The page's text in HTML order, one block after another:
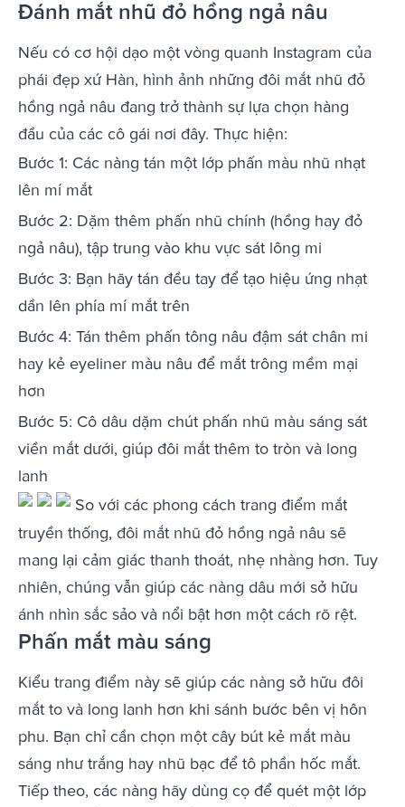
Đánh mắt nhũ đỏ hồng ngả nâu
Nếu có cơ hội dạo một vòng quanh Instagram của
phái đẹp xứ Hàn, hình ảnh những đôi mắt nhũ đỏ
hồng ngả nâu đang trở thành sự lựa chọn hàng
đầu của các cô gái nơi đây. Thực hiện:
Bước 1: Các nàng tán một lớp phấn màu nhũ nhạt
lên mí mắt
Bước 2: Dặm thêm phấn nhũ chính (hồng hay đỏ
ngả nâu), tập trung vào khu vực sát lông mi
Bước 3: Bạn hãy tán đều tay để tạo hiệu ứng nhạt
dần lên phía mí mắt trên
Bước 4: Tán thêm phấn tông nâu đậm sát chân mi
hay kẻ eyeliner màu nâu để mắt trông mềm mại
hơn
Bước 5: Cô dâu dặm chút phấn nhũ màu sáng sát
viền mắt dưới, giúp đôi mắt thêm to tròn và long
lanh
So với các phong cách trang điểm mắt
truyền thống, đôi mắt nhũ đỏ hồng ngả nâu sẽ
mang lại cảm giác thanh thoát, nhẹ nhàng hơn. Tuy
nhiên, chúng vẫn giúp các nàng dâu mới sở hữu
ánh nhìn sắc sảo và nổi bật hơn một cách rõ rệt.
Phấn mắt màu sáng
Kiểu trang điểm này sẽ giúp các nàng sở hữu đôi
mắt to và long lanh hơn khi sánh bước bên vị hôn
phu. Bạn chỉ cần chọn một cây bút kẻ mắt màu
sáng như trắng hay nhũ bạc để tô phần hốc mắt.
Tiếp theo, các nàng hãy dùng cọ để quét một lớp